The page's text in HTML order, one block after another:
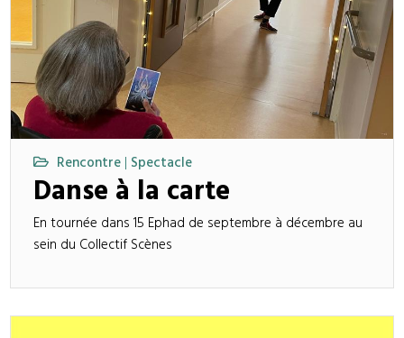
Rencontre | Spectacle
Danse à la carte
En tournée dans 15 Ephad de septembre à décembre au
sein du Collectif Scènes